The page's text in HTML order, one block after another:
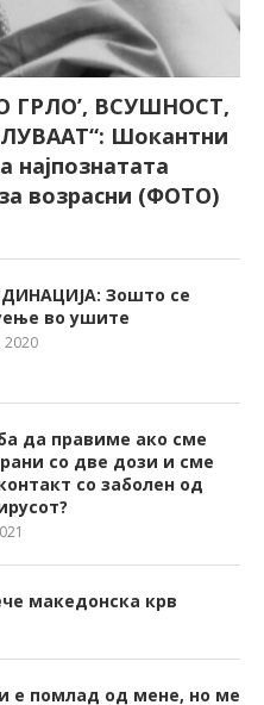
ГРЛО’, ВСУШНОСТ,
Шокантни
возрасни (ФОТО)
Зошто се
во ушите
2020
да правиме ако сме
со две дози и сме
со заболен од
македонска крв
е помлад од мене, но ме